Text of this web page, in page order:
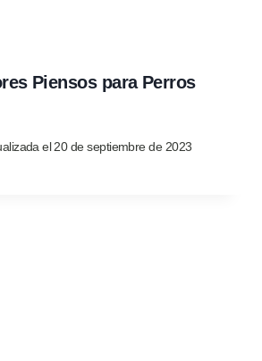
Piensos para Perros
el 20 de septiembre de 2023